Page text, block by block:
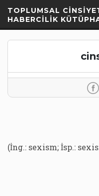
Geç
TOPLUMSAL
HABERCİLİK
(İng.: sexism; İsp.: